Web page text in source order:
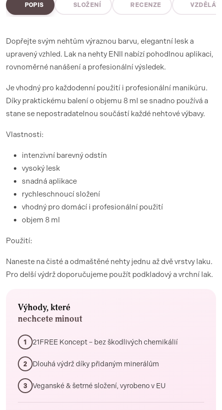
POPIS SLOŽENÍ RECENZE
Dopřejte svým nehtům výraznou barvu, elegantní lesk a
upravený vzhled. Lak na nehty ENII nabízí pohodlnou aplikaci,
rovnoměrné nanášení a profesionální výsledek.
Je vhodný pro každodenní použití i profesionální manikúru.
Díky praktickému balení o objemu 8 ml se snadno používá a
stane se nepostradatelnou součástí každé nehtové výbavy.
Vlastnosti:
intenzivní barevný odstín
vysoký lesk
snadná aplikace
rychleschnoucí složení
vhodný pro domácí i profesionální použití
objem 8 ml
Použití:
Naneste na čisté a odmaštěné nehty jednu až dvě vrstvy laku.
Pro delší výdrž doporučujeme použít podkladový a vrchní lak.
Výhody, které
nechcete minout
1 21FREE Koncept – bez škodlivých chemikálií
2 Dlouhá výdrž díky přidaným minerálům
3 Veganské & šetrné složení, vyrobeno v EU